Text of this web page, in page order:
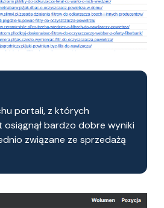
portali, z których
osiągnął bardzo dobre wyniki
związane ze sprzedażą